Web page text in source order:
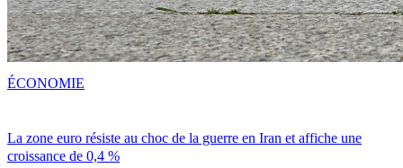
La zone euro résiste au choc de la guerre en Iran et affiche une
croissance de 0,4 %
ÉCONOMIE